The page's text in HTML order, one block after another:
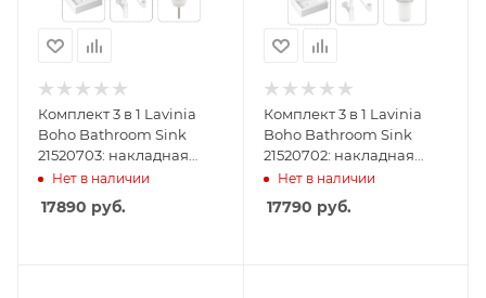
Комплект 3 в 1 Lavinia
Boho Bathroom Sink
21520703: накладная
раковина 50.5 см,
металлический сифон,
донный клапан
Нет в наличии
17890 руб.
Комплект 3 в 1 Lavinia
Boho Bathroom Sink
21520702: накладная
раковина 50.5 см,
металлический сифон,
донный клапан
Нет в наличии
17790 руб.